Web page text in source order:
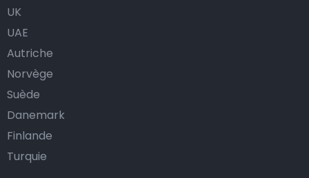
UK
UAE
Autriche
Norvège
Suède
Danemark
Finlande
Turquie